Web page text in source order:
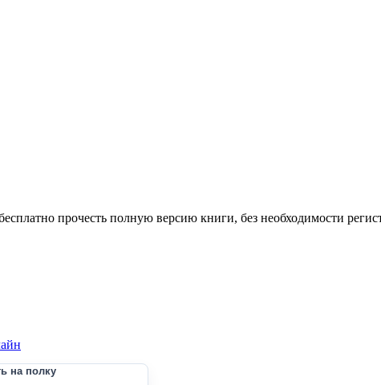
прочесть полную версию книги, без необходимости
на полку